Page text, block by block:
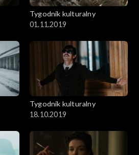
Tygodnik kulturalny
01.11.2019
Tygodnik kulturalny
18.10.2019